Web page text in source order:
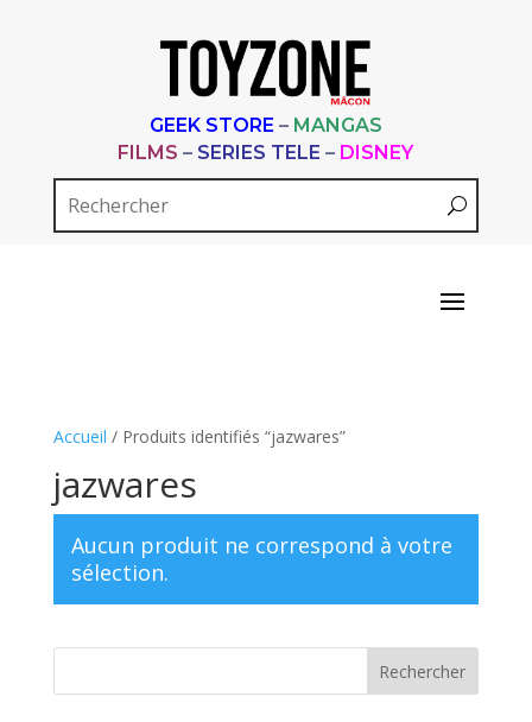
GEEK STORE – MANGAS
FILMS – SERIES TELE – DISNEY
Accueil / Produits identifiés “jazwares”
jazwares
Aucun produit ne correspond à votre
sélection.